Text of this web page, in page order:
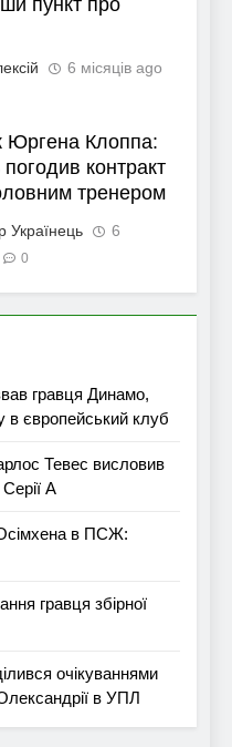
6 місяців ago
Юргена Клоппа:
контракт
тренером
Українець
6
0
гравця Динамо,
в європейський клуб
Тевес висловив
А
в ПСЖ:
гравця збірної
очікуваннями
в УПЛ